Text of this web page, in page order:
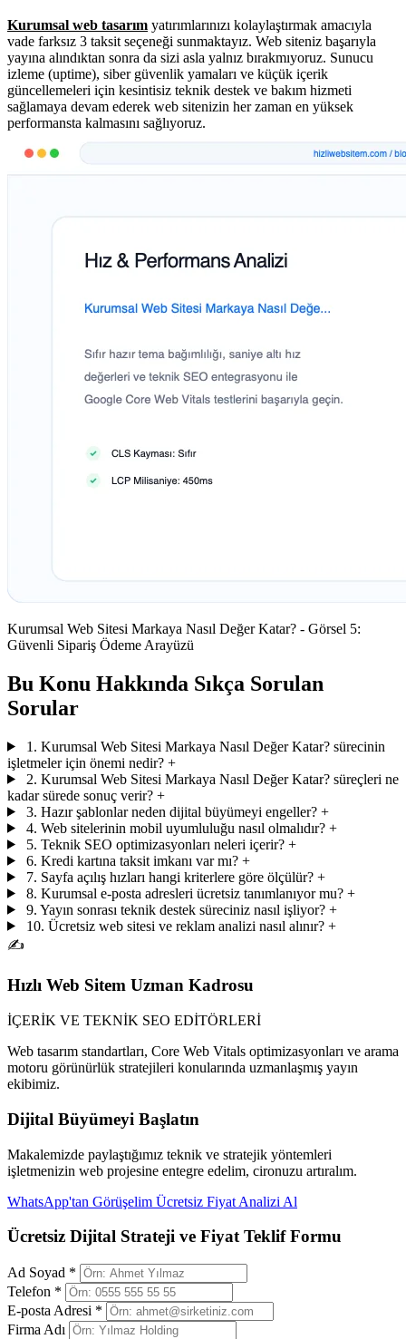
Kurumsal web tasarım yatırımlarınızı kolaylaştırmak amacıyla
vade farksız 3 taksit seçeneği sunmaktayız. Web siteniz başarıyla
yayına alındıktan sonra da sizi asla yalnız bırakmıyoruz. Sunucu
izleme (uptime), siber güvenlik yamaları ve küçük içerik
güncellemeleri için kesintisiz teknik destek ve bakım hizmeti
sağlamaya devam ederek web sitenizin her zaman en yüksek
performansta kalmasını sağlıyoruz.
Kurumsal Web Sitesi Markaya Nasıl Değer Katar? - Görsel 5:
Güvenli Sipariş Ödeme Arayüzü
Bu Konu Hakkında Sıkça Sorulan
Sorular
1. Kurumsal Web Sitesi Markaya Nasıl Değer Katar? sürecinin
işletmeler için önemi nedir? +
2. Kurumsal Web Sitesi Markaya Nasıl Değer Katar? süreçleri ne
kadar sürede sonuç verir? +
3. Hazır şablonlar neden dijital büyümeyi engeller? +
4. Web sitelerinin mobil uyumluluğu nasıl olmalıdır? +
5. Teknik SEO optimizasyonları neleri içerir? +
6. Kredi kartına taksit imkanı var mı? +
7. Sayfa açılış hızları hangi kriterlere göre ölçülür? +
8. Kurumsal e-posta adresleri ücretsiz tanımlanıyor mu? +
9. Yayın sonrası teknik destek süreciniz nasıl işliyor? +
10. Ücretsiz web sitesi ve reklam analizi nasıl alınır? +
✍️
Hızlı Web Sitem Uzman Kadrosu
İÇERİK VE TEKNİK SEO EDİTÖRLERİ
Web tasarım standartları, Core Web Vitals optimizasyonları ve arama
motoru görünürlük stratejileri konularında uzmanlaşmış yayın
ekibimiz.
Dijital Büyümeyi Başlatın
Makalemizde paylaştığımız teknik ve stratejik yöntemleri
işletmenizin web projesine entegre edelim, cironuzu artıralım.
WhatsApp'tan Görüşelim Ücretsiz Fiyat Analizi Al
Ücretsiz Dijital Strateji ve Fiyat Teklif Formu
Ad Soyad *
Telefon *
E-posta Adresi *
Firma Adı